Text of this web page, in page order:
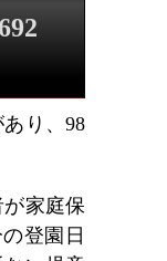
り、98
家庭保
登園日